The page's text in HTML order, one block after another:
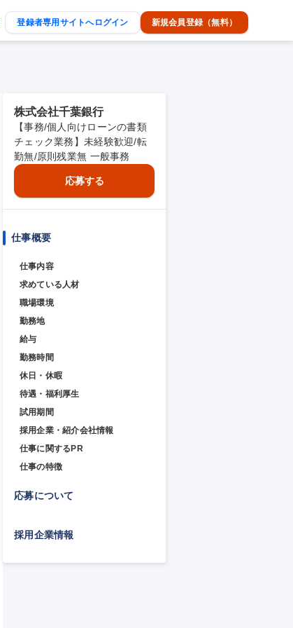
登録者専用サイトへログイン 新規会員登録（無料）
株式会社千葉銀行
【事務/個人向けローンの書類
チェック業務】未経験歓迎/転
勤無/原則残業無 一般事務
応募する
仕事概要
仕事内容
求めている人材
職場環境
勤務地
給与
勤務時間
休日・休暇
待遇・福利厚生
試用期間
採用企業・紹介会社情報
仕事に関するPR
仕事の特徴
応募について
採用企業情報